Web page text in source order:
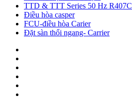
TTD & TTT Series 50 Hz R407C
Điều hòa casper
FCU-điều hòa Carier
Đặt sàn thổi ngang- Carrier